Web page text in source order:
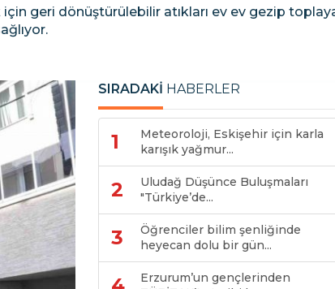
geri dönüştürülebilir atıkları ev ev gezip
SIRADAKİ HABERLER
1
Meteoroloji, Eskişehir için karla
karışık yağmur...
2
Uludağ Düşünce Buluşmaları
"Türkiye’de...
3
Öğrenciler bilim şenliğinde
heyecan dolu bir gün...
Erzurum’un gençlerinden